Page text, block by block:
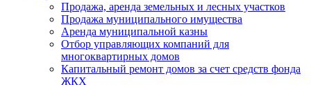
Продажа, аренда земельных и лесных участков
Продажа муниципального имущества
Аренда муниципальной казны
Отбор управляющих компаний для
многоквартирных домов
Капитальный ремонт домов за счет средств фонда
ЖКХ